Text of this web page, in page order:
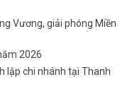
Vương, giải phóng Miền
2026
lập chi nhánh tại Thanh